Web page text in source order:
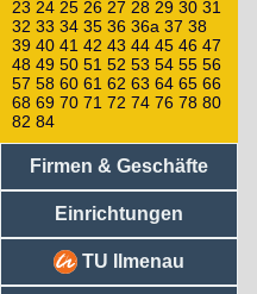
55
17
15
13
11
9
5
3
1
16
14
22
24
23 24 25 26 27 28 29 30 31
32 33 34 35 36 36a 37 38
39 40 41 42 43 44 45 46 47
48 49 50 51 52 53 54 55 56
57 58 60 61 62 63 64 65 66
68 69 70 71 72 74 76 78 80
82 84
Firmen & Geschäfte
Einrichtungen
TU Ilmenau